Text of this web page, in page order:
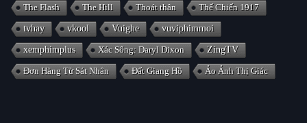
The Flash The Hill Thoát thân Thế Chiến 1917
tvhay vkool Vuighe vuviphimmoi
xemphimplus Xác Sống: Daryl Dixon ZingTV
Đơn Hàng Từ Sát Nhân Đất Giang Hồ Ảo Ảnh Thị Giác